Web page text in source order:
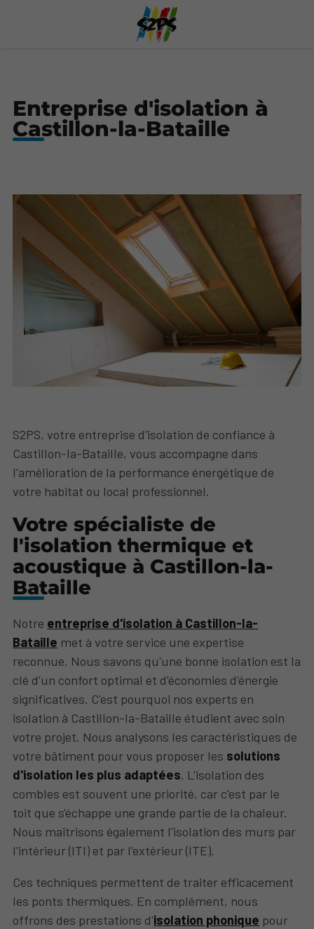
Entreprise d'isolation à
Castillon-la-Bataille
S2PS, votre entreprise d'isolation de confiance à
Castillon-la-Bataille, vous accompagne dans
l'amélioration de la performance énergétique de
votre habitat ou local professionnel.
Votre spécialiste de
l'isolation thermique et
acoustique à Castillon-la-
Bataille
Notre entreprise d'isolation à Castillon-la-
Bataille met à votre service une expertise
reconnue. Nous savons qu'une bonne isolation est la
clé d'un confort optimal et d'économies d'énergie
significatives. C'est pourquoi nos experts en
isolation à Castillon-la-Bataille étudient avec soin
votre projet. Nous analysons les caractéristiques de
votre bâtiment pour vous proposer les solutions
d'isolation les plus adaptées. L'isolation des
combles est souvent une priorité, car c'est par le
toit que s'échappe une grande partie de la chaleur.
Nous maîtrisons également l'isolation des murs par
l'intérieur (ITI) et par l'extérieur (ITE).
Ces techniques permettent de traiter efficacement
les ponts thermiques. En complément, nous
offrons des prestations d'isolation phonique pour